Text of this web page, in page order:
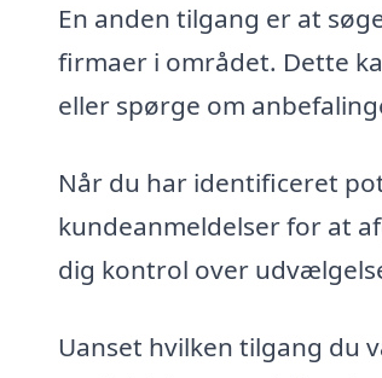
En anden tilgang er at
firmaer i området. Dette
eller spørge om
Når du har identificeret
kundeanmeldelser for at
dig kontrol over
Uanset hvilken tilgang du